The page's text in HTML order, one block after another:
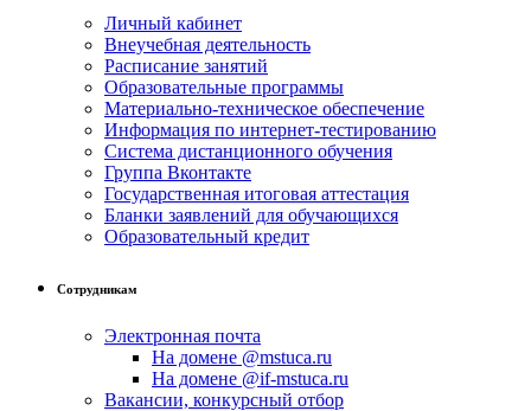
Личный кабинет
Внеучебная деятельность
Расписание занятий
Образовательные программы
Материально-техническое обеспечение
Информация по интернет-тестированию
Система дистанционного обучения
Группа Вконтакте
Государственная итоговая аттестация
Бланки заявлений для обучающихся
Образовательный кредит
Сотрудникам
Электронная почта
На домене @mstuca.ru
На домене @if-mstuca.ru
Вакансии, конкурсный отбор